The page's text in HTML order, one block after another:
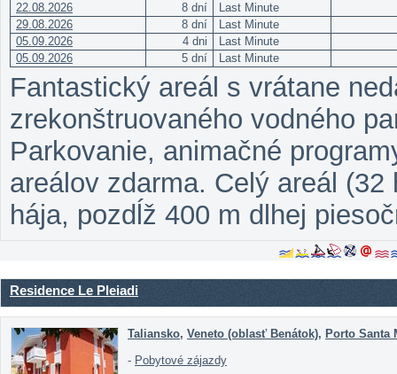
22.08.2026
8 dní
Last Minute
29.08.2026
8 dní
Last Minute
05.09.2026
4 dni
Last Minute
05.09.2026
5 dní Last Minute
Fantastický areál s vrátane
zrekonštruovaného vodného
Parkovanie, animačné
areálov zdarma. Celý areál
hája, pozdĺž 400 m dlhej
Residence Le Pleiadi
Taliansko, Veneto (oblasť Benátok), Porto Santa
- Pobytové zájazdy